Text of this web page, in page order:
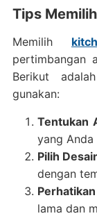
Tips
Memilih
pertimbangan
Berikut
gunakan:
Tentukan
yang
Pilih
dengan
lama dan